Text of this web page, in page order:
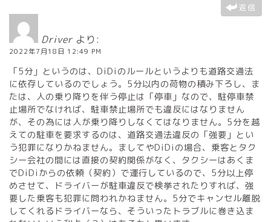
返信
Driver より:
2022年7月18日 12:49 PM
「5分」というのは、DiDiのルールというよりも道路交通法
に依存しているのでしょう。5分以内の荷物の積み下ろし、ま
たは、人の乗り降りを伴う停止は「停車」なので、駐停車禁
止場所でなければ、駐車禁止場所でも違反にはなりません
が、その為には人が乗り降りしなくてはなりません。5分を越
えての駐車を要求するのは、道路交通法違反の「強要」とい
う犯罪になりかねません。ましてやDiDiの場合、乗客とタク
シー会社の間には直接の契約関係がなく、タクシーはあくま
でDiDiからの依頼（契約）で運行しているので、5分以上停
めさせて、ドライバーが駐車違反で検挙されたりすれば、強
要した乗客も犯罪に問われかねません。5分でキャンセル離脱
してくれるドライバーなら、そういったトラブルに巻き込ま